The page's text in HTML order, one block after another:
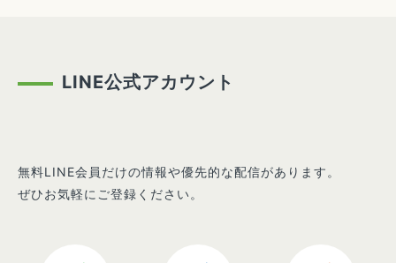
LINE公式アカウント
無料LINE会員だけの情報や優先的な配信があります。
ぜひお気軽にご登録ください。